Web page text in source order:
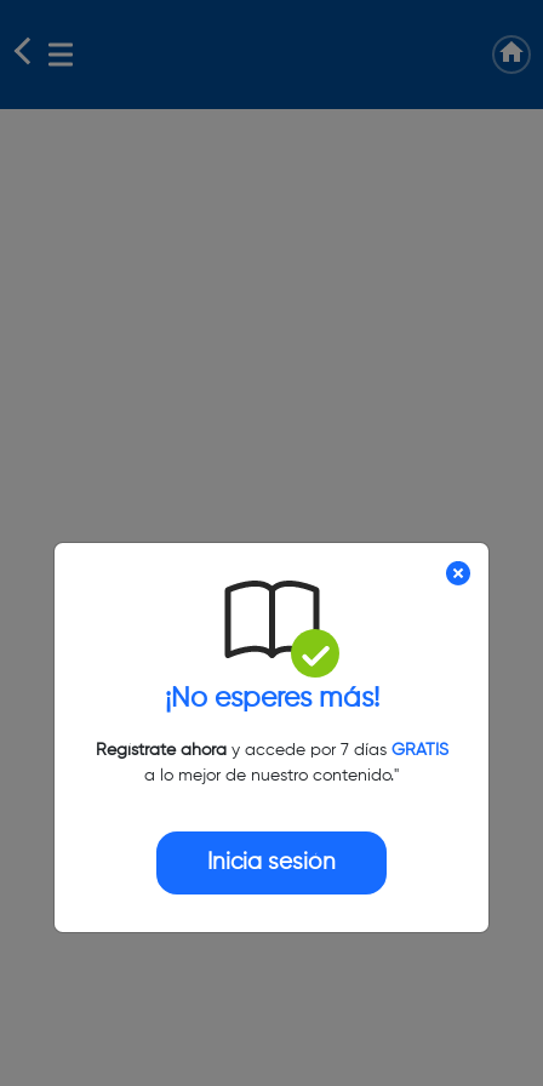
¡No esperes más!
Regístrate ahoray accede por 7 días GRATIS
a lo mejor de nuestro contenido."
Inicia sesión